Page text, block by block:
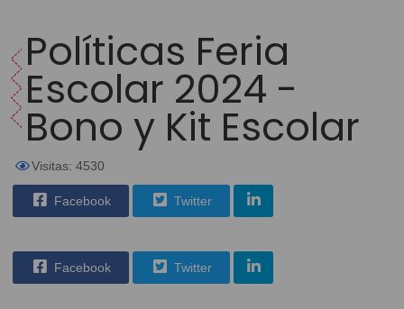
Políticas Feria
Escolar 2024 -
Bono y Kit Escolar
Visitas: 4530
Facebook Twitter
Facebook Twitter